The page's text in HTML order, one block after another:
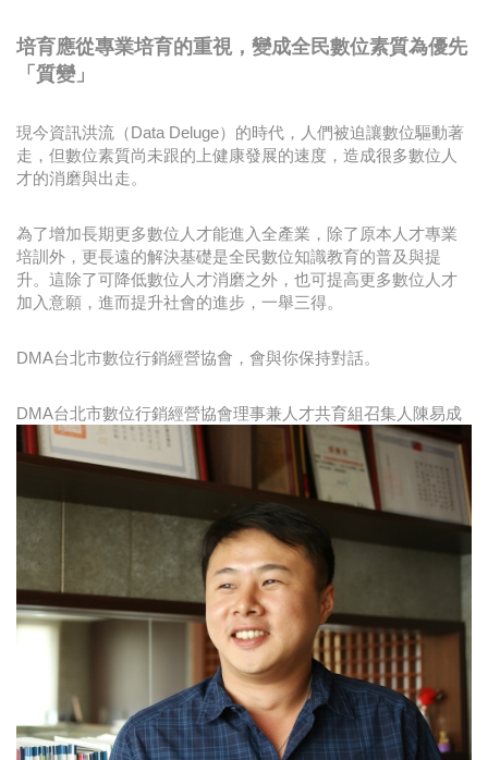
培育應從專業培育的重視，變成全民數位素質為優先
「質變」
現今資訊洪流（Data Deluge）的時代，人們被迫讓數位驅動著
走，但數位素質尚未跟的上健康發展的速度，造成很多數位人
才的消磨與出走。
為了增加長期更多數位人才能進入全產業，除了原本人才專業
培訓外，更長遠的解決基礎是全民數位知識教育的普及與提
升。這除了可降低數位人才消磨之外，也可提高更多數位人才
加入意願，進而提升社會的進步，一舉三得。
DMA台北市數位行銷經營協會，會與你保持對話。
DMA台北市數位行銷經營協會理事兼人才共育組召集人陳易成